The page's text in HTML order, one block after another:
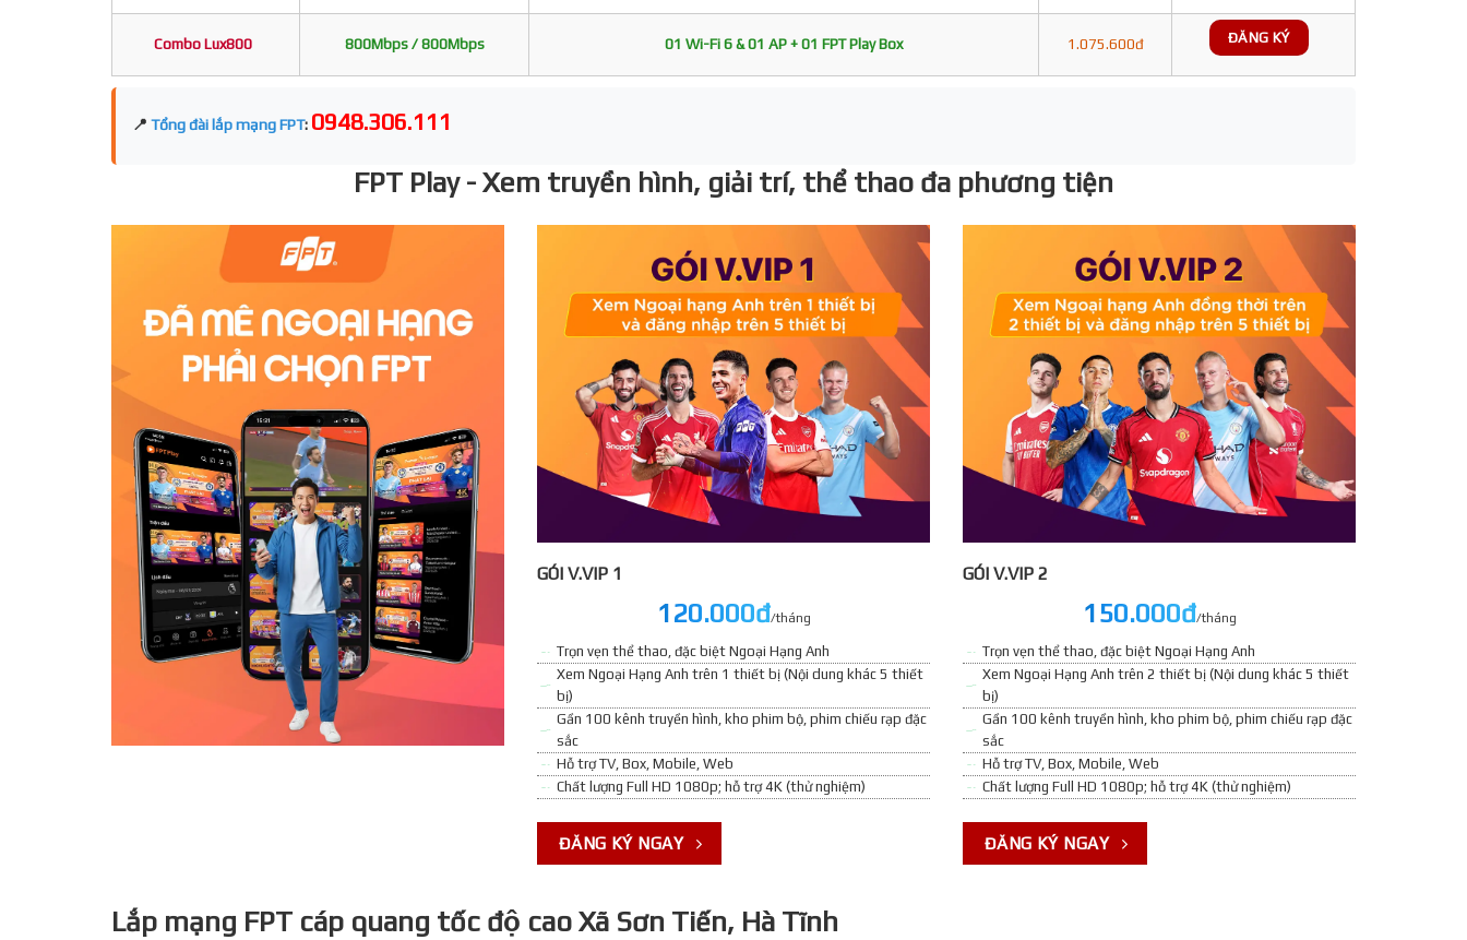
Combo Lux800 800Mbps / 800Mbps 01 Wi-Fi 6 & 01 AP + 01 FPT Play Box 1.075.600đ ĐĂNG KÝ
📍 Tổng đài lắp mạng FPT: 0948.306.111
FPT Play - Xem truyền hình, giải trí, thể thao đa phương tiện
GÓI V.VIP 1
120.000đ/tháng
Trọn vẹn thể thao, đặc biệt Ngoại Hạng Anh
Xem Ngoại Hạng Anh trên 1 thiết bị (Nội dung khác 5 thiết
bị)
Gần 100 kênh truyền hình, kho phim bộ, phim chiếu rạp đặc
sắc
Hỗ trợ TV, Box, Mobile, Web
Chất lượng Full HD 1080p; hỗ trợ 4K (thử nghiệm)
ĐĂNG KÝ NGAY
GÓI V.VIP 2
150.000đ/tháng
Trọn vẹn thể thao, đặc biệt Ngoại Hạng Anh
Xem Ngoại Hạng Anh trên 2 thiết bị (Nội dung khác 5 thiết
bị)
Gần 100 kênh truyền hình, kho phim bộ, phim chiếu rạp đặc
sắc
Hỗ trợ TV, Box, Mobile, Web
Chất lượng Full HD 1080p; hỗ trợ 4K (thử nghiệm)
ĐĂNG KÝ NGAY
Lắp mạng FPT cáp quang tốc độ cao Xã Sơn Tiến, Hà Tĩnh